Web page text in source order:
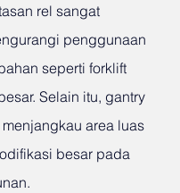
rel sangat
penggunaan
seperti forklift
Selain itu, gantry
area luas
besar pada